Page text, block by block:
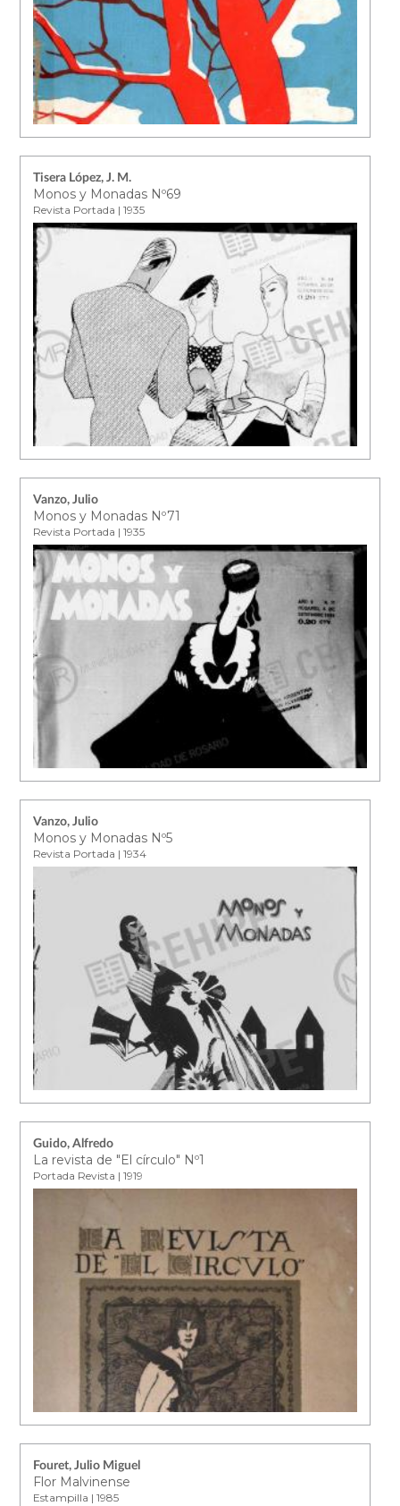
Tisera López, J. M.
Monos y Monadas Nº69
Revista Portada | 1935
Vanzo, Julio
Monos y Monadas Nº71
Revista Portada | 1935
Vanzo, Julio
Monos y Monadas Nº5
Revista Portada | 1934
Guido, Alfredo
La revista de "El círculo" Nº1
Portada Revista | 1919
Fouret, Julio Miguel
Flor Malvinense
Estampilla | 1985